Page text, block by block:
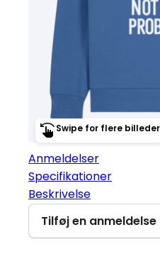
Swipe for flere billeder
Anmeldelser
Specifikationer
Beskrivelse
Tilføj en anmeldelse